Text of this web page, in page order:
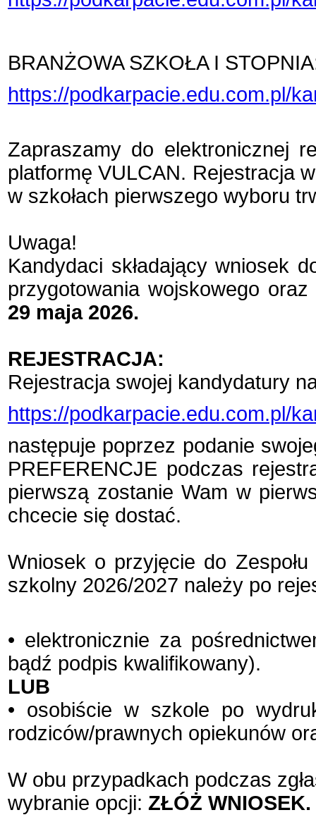
BRANŻOWA SZKOŁA I
https://podkarpacie.edu.com.pl/
Zapraszamy do elektronicznej
platformę VULCAN. Rejestracja
w szkołach pierwszego wyboru
Uwaga!
Kandydaci składający wniosek
przygotowania wojskowego
29 maja 2026.
REJESTRACJA:
Rejestracja swojej kandydatury
https://podkarpacie.edu.com.pl/
następuje poprzez podanie
PREFERENCJE podczas
pierwszą zostanie Wam w
chcecie się dostać.
Wniosek o przyjęcie do
szkolny 2026/2027 należy po
• elektronicznie za
bądź podpis kwalifikowany).
LUB
• osobiście w szkole po
rodziców/prawnych opiekunów
W obu przypadkach podczas
wybranie opcji: ZŁÓŻ WNIOSEK.